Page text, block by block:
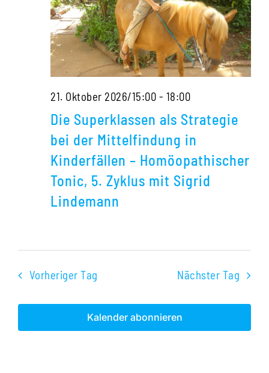
Zyklus
mit
Sigrid
Lindemann
Die Superklassen als Strategie
bei der Mittelfindung in
Kinderfällen – Homöopathischer
Tonic, 5. Zyklus mit Sigrid
Lindemann
21. Oktober 2026/15:00 - 18:00
Superklassen
als
Strategie
bei
Kinderfällen
–
5.
Vorheriger Tag Nächster Tag
Kalender abonnieren